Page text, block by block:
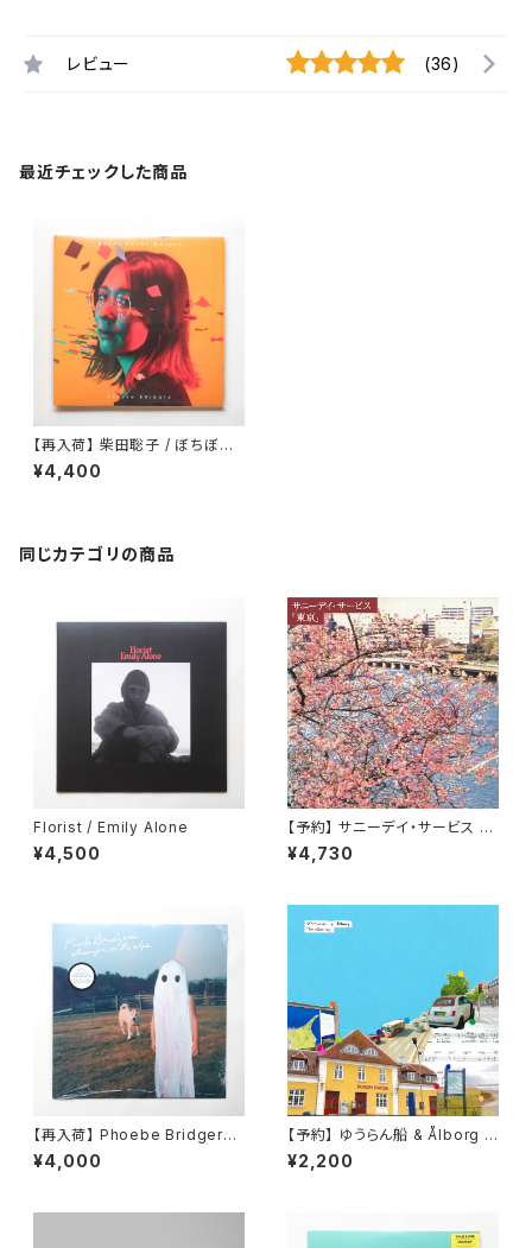
レビュー (36)
最近チェックした商品
【再入荷】 柴田聡子 / ぼちぼち
銀河
¥4,400
同じカテゴリの商品
Florist / Emily Alone
¥4,500
【予約】 サニーデイ・サービス /
東京 （LP）
¥4,730
【再入荷】 Phoebe Bridgers /
Stranger In The Alps
¥4,000
【予約】 ゆうらん船 & Ålborg /
The other day,(7inch)
¥2,200